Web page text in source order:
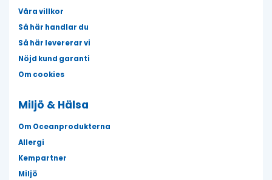
Våra villkor
Så här handlar du
Så här levererar vi
Nöjd kund garanti
Om cookies
Miljö & Hälsa
Om Oceanprodukterna
Allergi
Kempartner
Miljö